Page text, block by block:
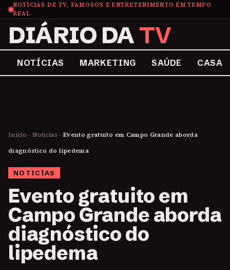
NOTÍCIAS DE TV, FAMOSOS E ENTRETENIMENTO EM TEMPO
REAL
DIÁRIO DATV
NOTÍCIAS MARKETING SAÚDE CASA
Início › Noticías › Evento gratuito em Campo Grande aborda
diagnóstico do lipedema
NOTICÍAS
Evento gratuito em
Campo Grande aborda
diagnóstico do
lipedema